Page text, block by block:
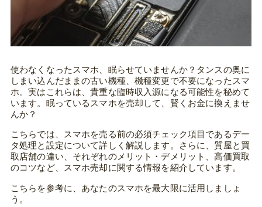
使わなくなったスマホ、眠らせていませんか？タンスの奥に
しまい込んだままの古い機種、機種変更で不要になったスマ
ホ。実はこれらは、貴重な臨時収入源になる可能性を秘めて
います。眠っているスマホを売却して、賢くお金に換えませ
んか？
こちらでは、スマホを売る前の必須チェック項目であるデー
タ処理と設定について詳しく解説します。さらに、質屋と買
取店舗の違い、それぞれのメリット・デメリット、高価買取
のコツなど、スマホ売却に関する情報を紹介しています。
こちらを参考に、あなたのスマホを最大限に活用しましょ
う。